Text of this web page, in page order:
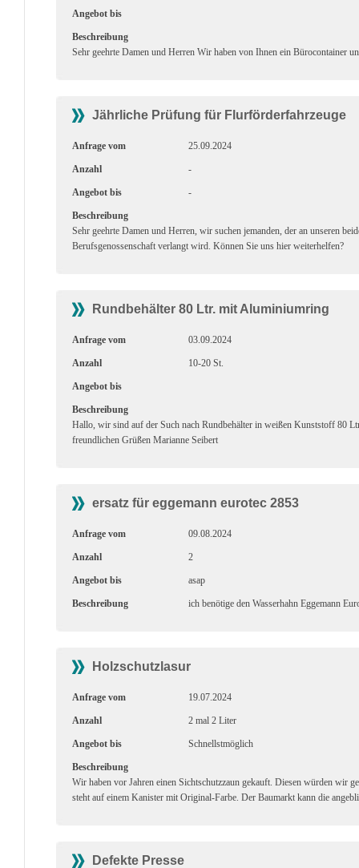
Angebot bis
Beschreibung
Sehr geehrte Damen und Herren Wir haben von Ihnen ein Bürocontainer
Jährliche Prüfung für Flurförderfahrzeuge
Anfrage vom 25.09.2024
Anzahl -
Angebot bis -
Beschreibung
Sehr geehrte Damen und Herren, wir suchen jemanden, der an unseren
Berufsgenossenschaft verlangt wird. Können Sie uns hier weiterhelfen?
Rundbehälter 80 Ltr. mit Aluminiumring
Anfrage vom 03.09.2024
Anzahl 10-20 St.
Angebot bis
Beschreibung
Hallo, wir sind auf der Such nach Rundbehälter in weißen Kunststoff 80
freundlichen Grüßen Marianne Seibert
ersatz für eggemann eurotec 2853
Anfrage vom 09.08.2024
Anzahl 2
Angebot bis asap
Beschreibung ich benötige den Wasserhahn Eggemann
Holzschutzlasur
Anfrage vom 19.07.2024
Anzahl 2 mal 2 Liter
Angebot bis Schnellstmöglich
Beschreibung
Wir haben vor Jahren einen Sichtschutzzaun gekauft. Diesen würden wir
steht auf einem Kanister mit Original-Farbe. Der Baumarkt kann die
Defekte Presse